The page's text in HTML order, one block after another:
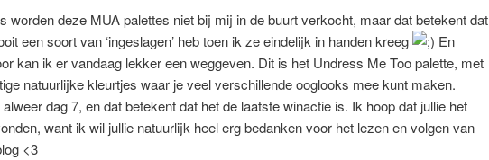
worden deze MUA palettes niet bij mij in de buurt verkocht, maar dat betekent dat
een soort van ‘ingeslagen’ heb toen ik ze eindelijk in handen kreeg
En
kan ik er vandaag lekker een weggeven. Dit is het Undress Me Too palette, met
natuurlijke kleurtjes waar je veel verschillende ooglooks mee kunt maken.
dag 7, en dat betekent dat het de laatste winactie is. Ik hoop dat jullie het
want ik wil jullie natuurlijk heel erg bedanken voor het lezen en volgen van
<3